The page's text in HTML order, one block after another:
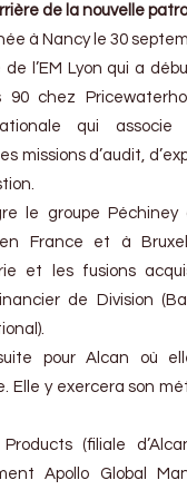
de la nouvelle
à Nancy le 30
de l’EM Lyon qui a
chez
qui associe
missions d’audit,
le groupe Péchiney
France et à
et les fusions
de Division
pour Alcan où
Elle y exercera son
Products (filiale
Apollo Global